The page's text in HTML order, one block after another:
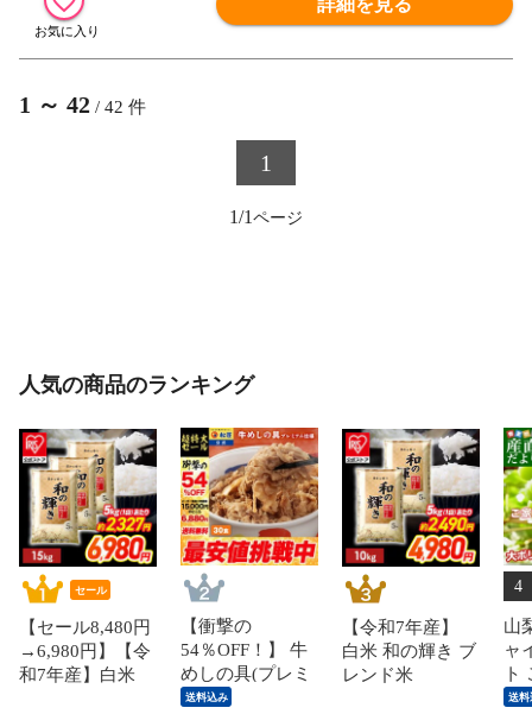
詳細を見る
1 ～ 42 / 42 件
1
1/1
人気の商品のランキング
セール
【セール8,480円
→6,980円】【令
和7年産】白米
【衝撃の
54％OFF！】 牛
めしの具(プレミ
アム仕様)30個セ
送料込み
【令和7年産】
白米 和の輝き ブ
レンド米
4
山
ャ
ト
赤
送料